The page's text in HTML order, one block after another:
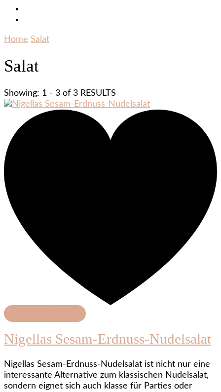
Home Salat
Salat
Showing: 1 - 3 of 3 RESULTS
Nigellas Sesam-Erdnuss-Nudelsalat
Nigellas Sesam-Erdnuss-Nudelsalat ist nicht nur eine
interessante Alternative zum klassischen Nudelsalat,
sondern eignet sich auch klasse für Parties oder